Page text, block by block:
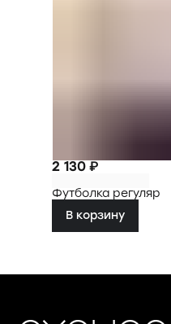
2 130 ₽
Футболка регуляр
В корзину